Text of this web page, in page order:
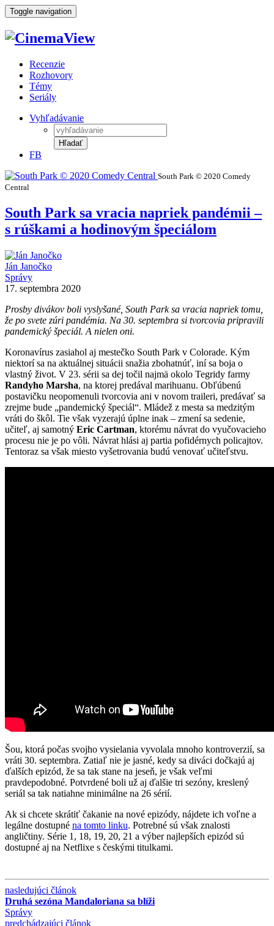
Toggle navigation
Recenzie
Rozhovory
Témy
Seriály
Vyhľadávanie
Hľadať
FB
South Park © 2020 Comedy
Central
South Park sa vracia napriek pandémii –
s rúškami a hodinovým špeciálom
Ján Janočko
Správy
17. septembra 2020
Prosby divákov boli vyslyšané, South Park sa vracia napriek tomu,
že po svete zúri pandémia. Na 30. septembra si tvorcovia pripravili
pandemický špeciál. A nielen oni.
Koronavírus zasiahol aj mestečko South Park v Colorade. Kým
niektorí sa na aktuálnej situácii snažia zbohatnúť, iní sa boja o
vlastný život. V 23. sérii sa dej točil najmä okolo Tegridy farmy
Randyho Marsha, na ktorej predával marihuanu. Obľúbenú
postavičku neopomenuli tvorcovia ani v novom traileri, predávať sa
zrejme bude „pandemický špeciál“. Mládež z mesta sa medzitým
vráti do škôl. Tie však vyzerajú úplne inak – zmení sa sedenie,
učiteľ, aj samotný Eric Cartman, ktorému návrat do vyučovacieho
procesu nie je po vôli. Návrat hlási aj partia pofidérnych policajtov.
Tentoraz sa však miesto vyšetrovania budú venovať učiteľstvu.
Šou, ktorá počas svojho vysielania vyvolala mnoho kontroverzií, sa
vráti 30. septembra. Zatiaľ nie je jasné, kedy sa diváci dočkajú aj
ďalších epizód, že sa tak stane na jeseň, je však veľmi
pravdepodobné. Potvrdené boli už aj ďalšie tri sezóny, kreslený
seriál sa tak natiahne minimálne na 26 sérií.
Ak si chcete skrátiť čakanie na nové epizódy, nájdete ich voľne a
legálne dostupné na tomto linku. Potrebné sú však znalosti
angličtiny. Série 1, 18, 19, 20, 21 a výber najlepších epizód sú
dostupné aj na Netflixe s českými titulkami.
nasledujúci článok
Druhá sezóna Mandaloriana sa blíži
Správy
predchádzajúci článok